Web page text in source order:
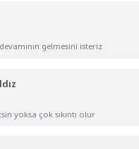
gelmesini isteriz
yoksa çok sıkıntı olur